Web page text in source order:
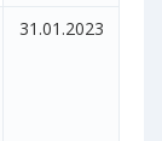
31.01.2023